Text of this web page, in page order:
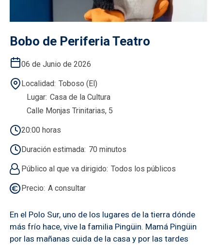
Bobo de Periferia Teatro
06 de Junio de 2026
Localidad Toboso (El)
Lugar Casa de la Cultura
Calle Monjas Trinitarias, 5
20:00 horas
Duración estimada 70 minutos
Público al que va dirigido Todos los públicos
Precio A consultar
En el Polo Sur, uno de los lugares de la tierra dónde
más frío hace, vive la familia Pingüin. Mamá Pingüin
por las mañanas cuida de la casa y por las tardes